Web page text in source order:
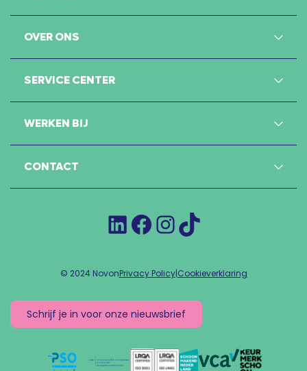
OVER ONS
SERVICE CENTER
WERKEN BIJ
CONTACT
LinkedInFacebook
Instagram
TikTok
© 2024 NovonPrivacy Policy|Cookieverklaring
Schrijf je in voor onze nieuwsbrief